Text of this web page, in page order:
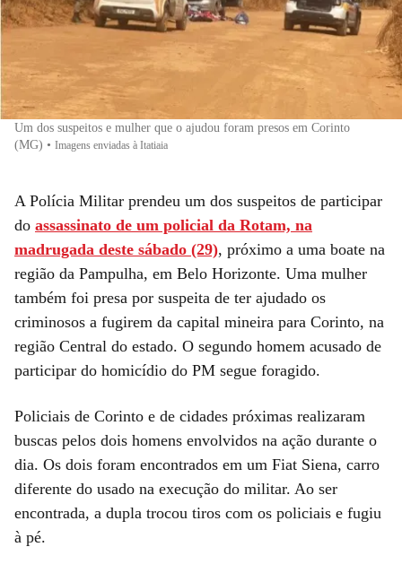
Um dos suspeitos e mulher que o ajudou foram presos em Corinto
(MG) • Imagens enviadas à Itatiaia
A Polícia Militar prendeu um dos suspeitos de participar
do assassinato de um policial da Rotam, na
madrugada deste sábado (29), próximo a uma boate na
região da Pampulha, em Belo Horizonte. Uma mulher
também foi presa por suspeita de ter ajudado os
criminosos a fugirem da capital mineira para Corinto, na
região Central do estado. O segundo homem acusado de
participar do homicídio do PM segue foragido.
Policiais de Corinto e de cidades próximas realizaram
buscas pelos dois homens envolvidos na ação durante o
dia. Os dois foram encontrados em um Fiat Siena, carro
diferente do usado na execução do militar. Ao ser
encontrada, a dupla trocou tiros com os policiais e fugiu
à pé.